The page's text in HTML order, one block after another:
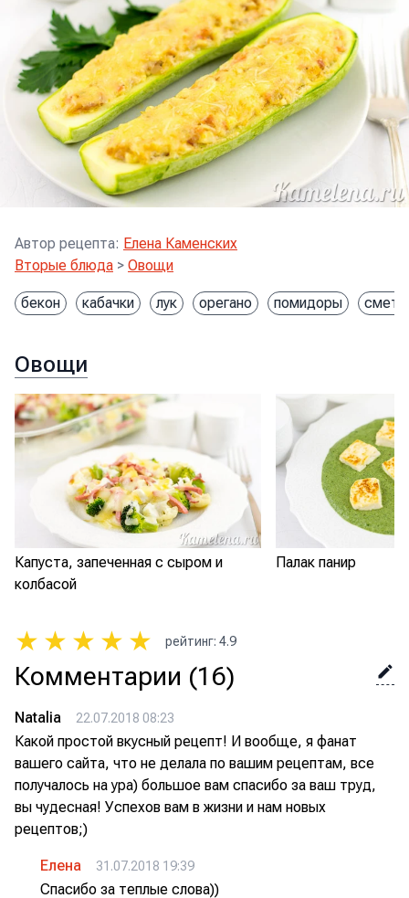
Автор рецепта: Елена Каменских
Вторые блюда > Овощи
бекон кабачки лук орегано помидоры
Овощи
Капуста, запеченная с сыром и
колбасой
Палак панир
★ ★ ★ ★ ★ рейтинг: 4.9
Комментарии (16)
Natalia 22.07.2018 08:23
Какой простой вкусный рецепт! И вообще, я фанат
вашего сайта, что не делала по вашим рецептам, все
получалось на ура) большое вам спасибо за ваш труд,
вы чудесная! Успехов вам в жизни и нам новых
рецептов;)
Елена 31.07.2018 19:39
Спасибо за теплые слова))